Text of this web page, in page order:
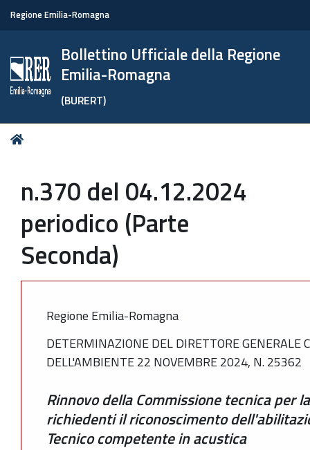
Regione Emilia-Romagna
Bollettino Ufficiale della Regione
Emilia-Romagna
(BURERT)
Tu
n.370 del 04.12.2024
periodico (Parte
Seconda)
Regione Emilia-Romagna
DETERMINAZIONE DEL DIRETTORE GENERALE
DELL'AMBIENTE 22 NOVEMBRE 2024, N. 25362
Rinnovo della Commissione tecnica per
richiedenti il riconoscimento
Tecnico competente in acustica